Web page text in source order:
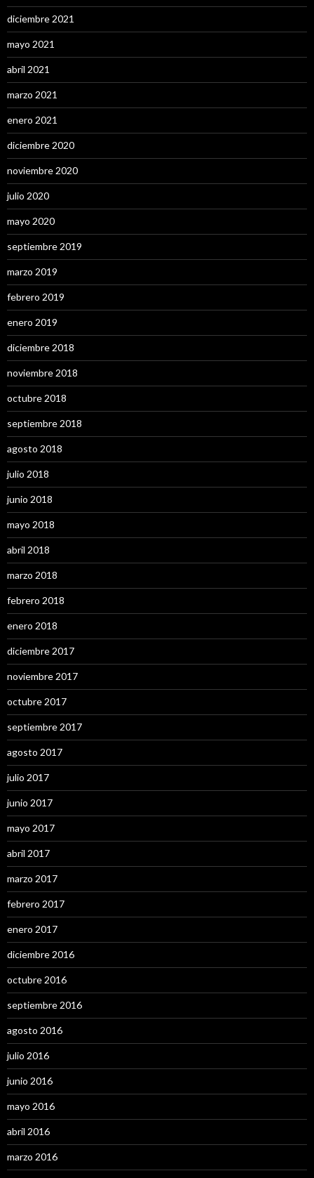
diciembre 2021
mayo 2021
abril 2021
marzo 2021
enero 2021
diciembre 2020
noviembre 2020
julio 2020
mayo 2020
septiembre 2019
marzo 2019
febrero 2019
enero 2019
diciembre 2018
noviembre 2018
octubre 2018
septiembre 2018
agosto 2018
julio 2018
junio 2018
mayo 2018
abril 2018
marzo 2018
febrero 2018
enero 2018
diciembre 2017
noviembre 2017
octubre 2017
septiembre 2017
agosto 2017
julio 2017
junio 2017
mayo 2017
abril 2017
marzo 2017
febrero 2017
enero 2017
diciembre 2016
octubre 2016
septiembre 2016
agosto 2016
julio 2016
junio 2016
mayo 2016
abril 2016
marzo 2016